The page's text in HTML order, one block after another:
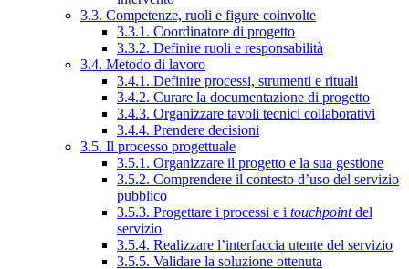
3.3. Competenze, ruoli e figure coinvolte
3.3.1. Coordinatore di progetto
3.3.2. Definire ruoli e responsabilità
3.4. Metodo di lavoro
3.4.1. Definire processi, strumenti e rituali
3.4.2. Curare la documentazione di progetto
3.4.3. Organizzare tavoli tecnici collaborativi
3.4.4. Prendere decisioni
3.5. Il processo progettuale
3.5.1. Organizzare il progetto e la sua gestione
3.5.2. Comprendere il contesto d’uso del servizio
pubblico
3.5.3. Progettare i processi e i touchpointdel
servizio
3.5.4. Realizzare l’interfaccia utente del servizio
3.5.5. Validare la soluzione ottenuta